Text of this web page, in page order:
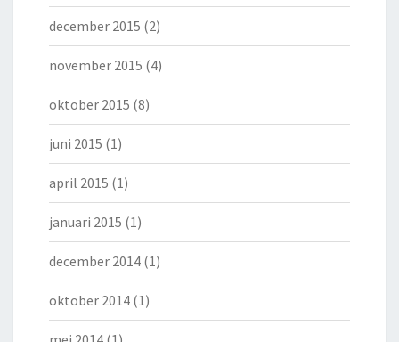
december 2015 (2)
november 2015 (4)
oktober 2015 (8)
juni 2015 (1)
april 2015 (1)
januari 2015 (1)
december 2014 (1)
oktober 2014 (1)